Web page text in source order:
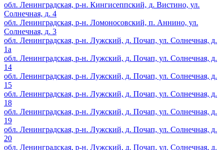
обл. Ленинградская, р-н. Кингисеппский, д. Вистино, ул.
Солнечная, д. 4
обл. Ленинградская, р-н. Ломоносовский, п. Аннино, ул.
Солнечная, д. 3
обл. Ленинградская, р-н. Лужский, д. Почап, ул. Солнечная, д.
1а
обл. Ленинградская, р-н. Лужский, д. Почап, ул. Солнечная, д.
14
обл. Ленинградская, р-н. Лужский, д. Почап, ул. Солнечная, д.
15
обл. Ленинградская, р-н. Лужский, д. Почап, ул. Солнечная, д.
18
обл. Ленинградская, р-н. Лужский, д. Почап, ул. Солнечная, д.
19
обл. Ленинградская, р-н. Лужский, д. Почап, ул. Солнечная, д.
20
обл. Ленинградская, р-н. Лужский, д. Почап, ул. Солнечная, д.